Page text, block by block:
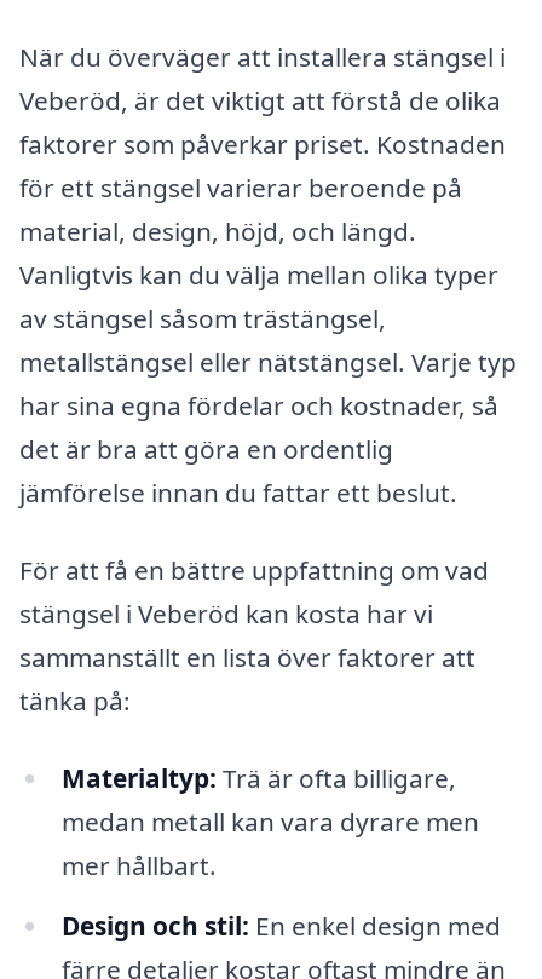
När du överväger att installera stängsel i
Veberöd, är det viktigt att förstå de olika
faktorer som påverkar priset. Kostnaden
för ett stängsel varierar beroende på
material, design, höjd, och längd.
Vanligtvis kan du välja mellan olika typer
av stängsel såsom trästängsel,
metallstängsel eller nätstängsel. Varje typ
har sina egna fördelar och kostnader, så
det är bra att göra en ordentlig
jämförelse innan du fattar ett beslut.
För att få en bättre uppfattning om vad
stängsel i Veberöd kan kosta har vi
sammanställt en lista över faktorer att
tänka på:
Materialtyp: Trä är ofta billigare,
medan metall kan vara dyrare men
mer hållbart.
Design och stil: En enkel design med
färre detaljer kostar oftast mindre än